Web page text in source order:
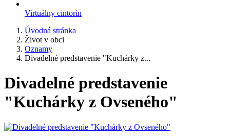
Virtuálny cintorín
Úvodná stránka
Život v obci
Oznamy
Divadelné predstavenie "Kuchárky z...
Divadelné predstavenie
"Kuchárky z Ovseného"